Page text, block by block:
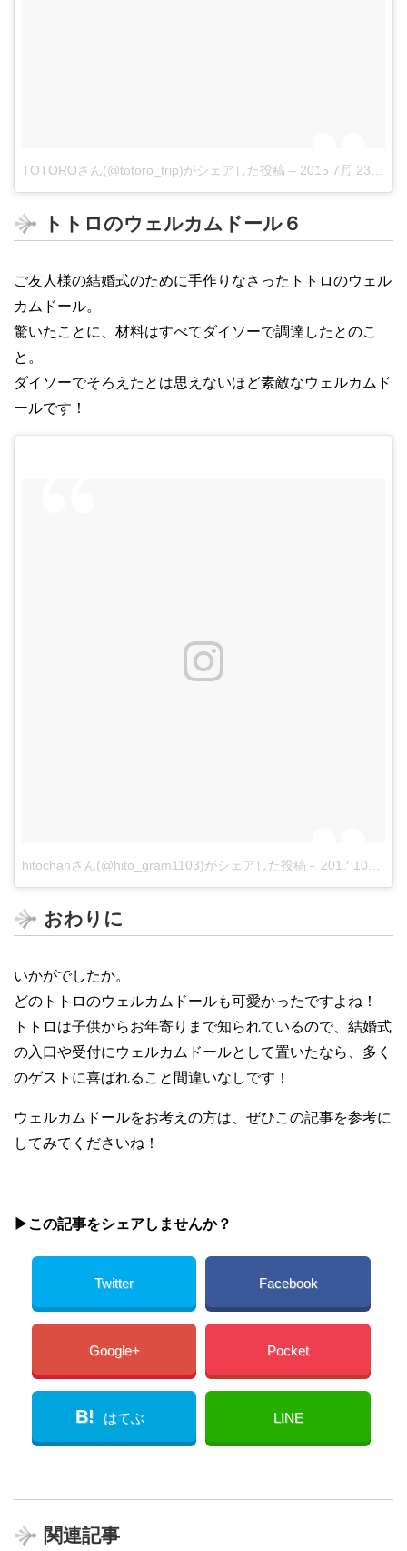
TOTOROさん(@totoro_trip)がシェアした投稿 – 2015 7月 23 7:26午前 PDT
トトロのウェルカムドール６
ご友人様の結婚式のために手作りなさったトトロのウェル
カムドール。
驚いたことに、材料はすべてダイソーで調達したとのこ
と。
ダイソーでそろえたとは思えないほど素敵なウェルカムド
ールです！
hitochanさん(@hito_gram1103)がシェアした投稿 – 2017 10月 20 10:12午後 PDT
おわりに
いかがでしたか。
どのトトロのウェルカムドールも可愛かったですよね！
トトロは子供からお年寄りまで知られているので、結婚式
の入口や受付にウェルカムドールとして置いたなら、多く
のゲストに喜ばれること間違いなしです！
ウェルカムドールをお考えの方は、ぜひこの記事を参考に
してみてくださいね！
▶︎この記事をシェアしませんか？
Twitter Facebook
Google+ Pocket
B! はてぶ LINE
関連記事